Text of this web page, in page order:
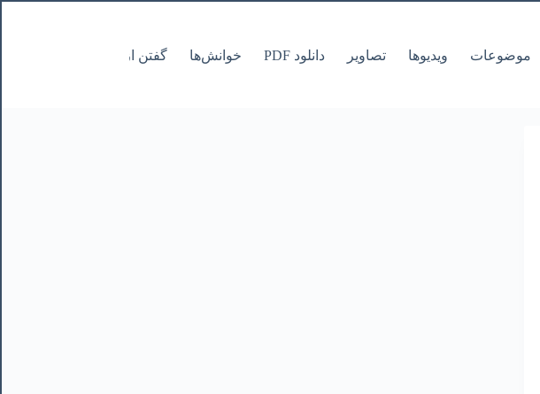
موضوعات ویدیوها تصاویر دانلود PDF خوانش‌ها گفتن از نانوشتنی